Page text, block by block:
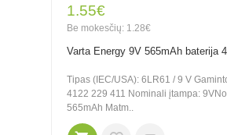
1.55€
Be mokesčių: 1.28€
Varta Energy 9V 565mAh baterija
Tipas (IEC/USA): 6LR61 / 9 V
4122 229 411 Nominali įtampa:
565mAh Matm..